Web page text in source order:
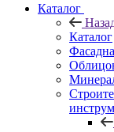
Каталог
Каталог